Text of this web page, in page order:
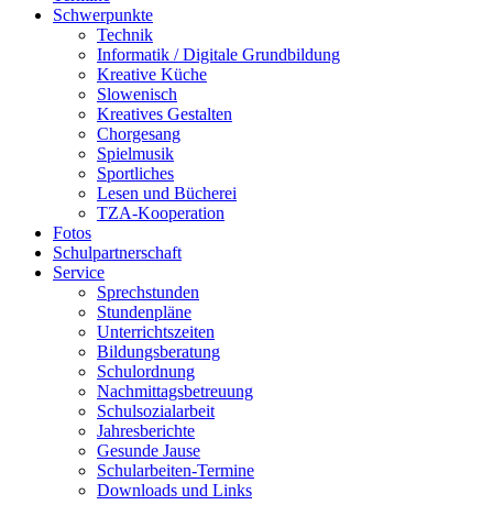
Schwerpunkte
Technik
Informatik / Digitale Grundbildung
Kreative Küche
Slowenisch
Kreatives Gestalten
Chorgesang
Spielmusik
Sportliches
Lesen und Bücherei
TZA-Kooperation
Fotos
Schulpartnerschaft
Service
Sprechstunden
Stundenpläne
Unterrichtszeiten
Bildungsberatung
Schulordnung
Nachmittagsbetreuung
Schulsozialarbeit
Jahresberichte
Gesunde Jause
Schularbeiten-Termine
Downloads und Links